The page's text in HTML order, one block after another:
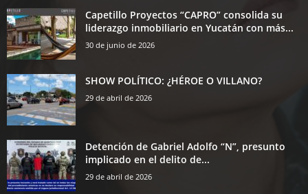
Capetillo Proyectos “CAPRO” consolida su
liderazgo inmobiliario en Yucatán con más...
30 de junio de 2026
SHOW POLÍTICO: ¿HÉROE O VILLANO?
29 de abril de 2026
Detención de Gabriel Adolfo “N”, presunto
implicado en el delito de...
29 de abril de 2026